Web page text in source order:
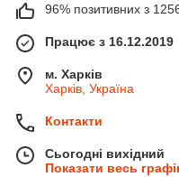
96% позитивних з 1256
Працює з 16.12.2019
м. Харків
Харків, Україна
Контакти
Сьогодні вихідний
Показати весь